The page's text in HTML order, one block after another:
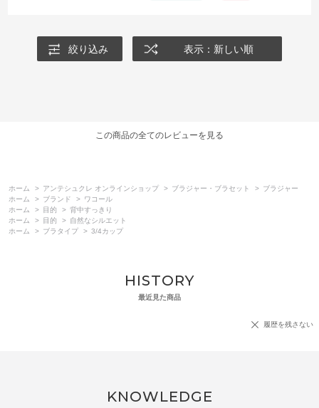
絞り込み 表示：新しい順
この商品の全てのレビューを見る
ホーム > アンテシュクレ オンラインショップ > ブラジャー・ブラセット > ブラジャー
ホーム
> ブランド > ワコール
ホーム
> 目的 > 背中すっきり
ホーム
> 目的 > 自然なシルエット
ホーム
> ブラタイプ > 3/4カップ
HISTORY
最近見た商品
履歴を残さない
KNOWLEDGE